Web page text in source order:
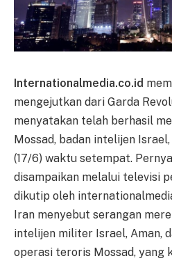
Internationalmedia.co.id
mengejutkan dari Garda
menyatakan telah berhasil
Mossad, badan intelijen
(17/6) waktu setempat.
disampaikan melalui televisi
dikutip oleh
Iran menyebut serangan
intelijen militer Israel, Aman,
operasi teroris Mossad, yang